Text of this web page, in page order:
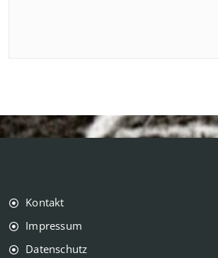
Kontakt
Impressum
Datenschutz